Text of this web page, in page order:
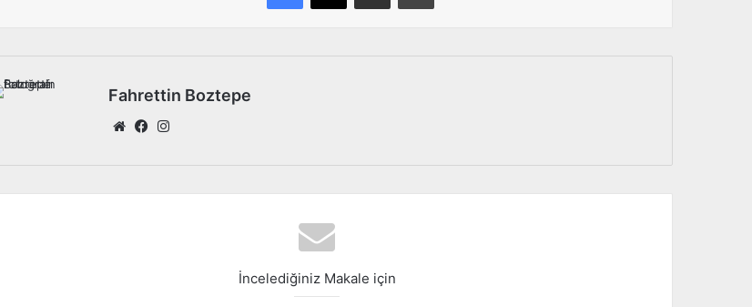
Fahrettin Boztepe
We
sit
esi
Fa
bo
ok
ra
m
İncelediğiniz Makale için